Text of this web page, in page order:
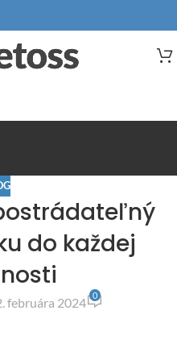
do každej
februára 2024 0